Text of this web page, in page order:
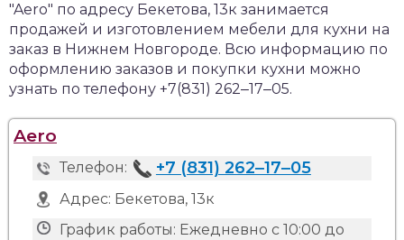
"Aero" по адресу Бекетова, 13к занимается
продажей и изготовлением мебели для кухни на
заказ в Нижнем Новгороде. Всю информацию по
оформлению заказов и покупки кухни можно
узнать по телефону +7(831) 262‒17‒05.
Aero
Телефон: +7 (831) 262‒17‒05
Адрес: Бекетова, 13к
График работы: Ежедневно с 10:00 до